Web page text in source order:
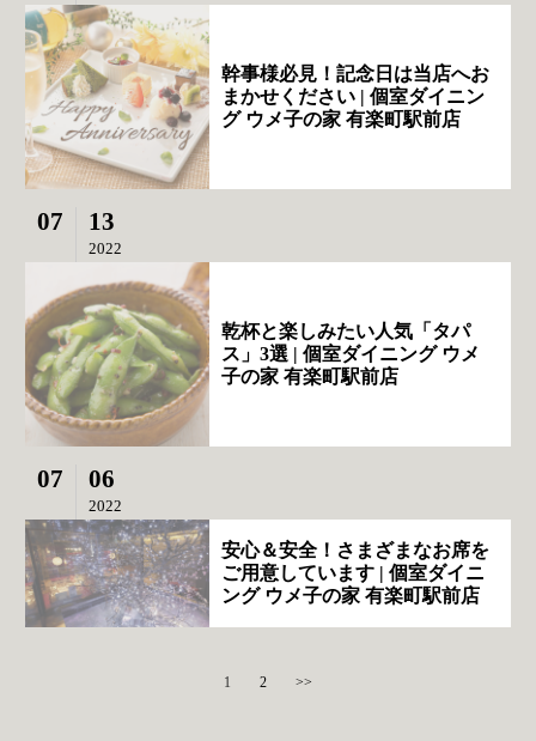
幹事様必見！記念日は当店へお
まかせください | 個室ダイニン
グ ウメ子の家 有楽町駅前店
07 13
2022
乾杯と楽しみたい人気「タパ
ス」3選 | 個室ダイニング ウメ
子の家 有楽町駅前店
07 06
2022
安心＆安全！さまざまなお席を
ご用意しています | 個室ダイニ
ング ウメ子の家 有楽町駅前店
1 2 >>